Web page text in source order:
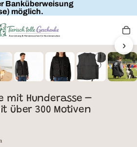
Banküberweisung
möglich.
Wunschtext ›
mit Hunderasse –
über 300 Motiven